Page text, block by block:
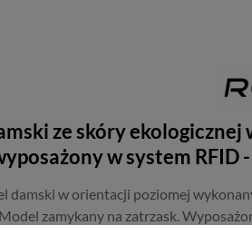
ze skóry ekologicznej
w system RFID
damski w orientacji poziomej
zamykany na zatrzask.